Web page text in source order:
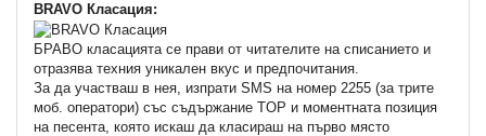
BRAVO Класация:
БРАВО класацията се прави от читателите на списанието и
отразява техния уникален вкус и предпочитания.
За да участваш в нея, изпрати SMS на номер 2255 (за трите
моб. оператори) със съдържание TOP и моментната позиция
на песента, която искаш да класираш на първо място